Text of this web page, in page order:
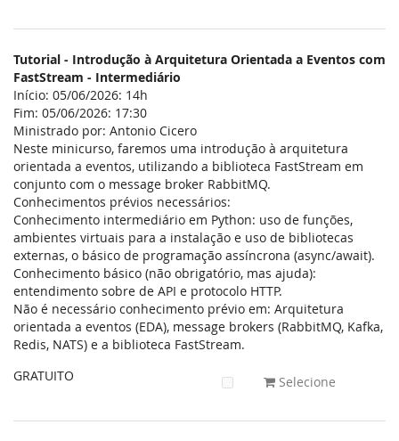
Tutorial - Introdução à Arquitetura Orientada a Eventos com
FastStream - Intermediário
Início: 05/06/2026: 14h
Fim: 05/06/2026: 17:30
Ministrado por: Antonio Cicero
Neste minicurso, faremos uma introdução à arquitetura
orientada a eventos, utilizando a biblioteca FastStream em
conjunto com o message broker RabbitMQ.
Conhecimentos prévios necessários:
Conhecimento intermediário em Python: uso de funções,
ambientes virtuais para a instalação e uso de bibliotecas
externas, o básico de programação assíncrona (async/await).
Conhecimento básico (não obrigatório, mas ajuda):
entendimento sobre de API e protocolo HTTP.
Não é necessário conhecimento prévio em: Arquitetura
orientada a eventos (EDA), message brokers (RabbitMQ, Kafka,
Redis, NATS) e a biblioteca FastStream.
GRATUITO
Selecione